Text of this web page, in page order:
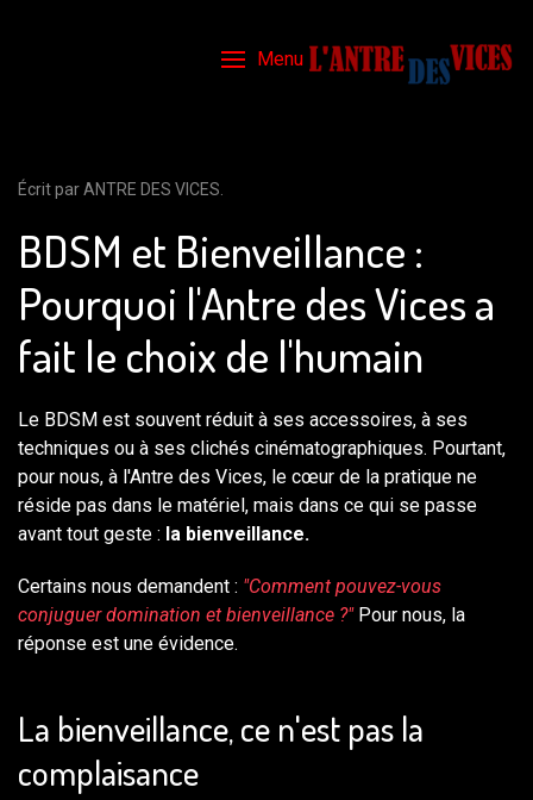
Menu
Écrit par ANTRE DES VICES.
BDSM et Bienveillance :
Pourquoi l'Antre des Vices a
fait le choix de l'humain
Le BDSM est souvent réduit à ses accessoires, à ses
techniques ou à ses clichés cinématographiques. Pourtant,
pour nous, à l'Antre des Vices, le cœur de la pratique ne
réside pas dans le matériel, mais dans ce qui se passe
avant tout geste : la bienveillance.
Certains nous demandent : "Comment pouvez-vous
conjuguer domination et bienveillance ?"Pour nous, la
réponse est une évidence.
La bienveillance, ce n'est pas la
complaisance